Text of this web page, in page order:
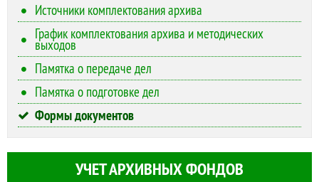
Источники комплектования архива
График комплектования архива и методических
выходов
Памятка о передаче дел
Памятка о подготовке дел
Формы документов
УЧЕТ АРХИВНЫХ ФОНДОВ